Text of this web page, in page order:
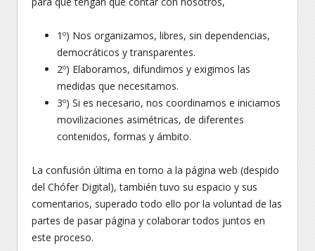
1º) Nos organizamos, libres, sin dependencias,
democráticos y transparentes.
2º) Elaboramos, difundimos y exigimos las
medidas que necesitamos.
3º) Si es necesario, nos coordinamos e iniciamos
movilizaciones asimétricas, de diferentes
contenidos, formas y ámbito.
La confusión última en torno a la página web (despido
del Chófer Digital), también tuvo su espacio y sus
comentarios, superado todo ello por la voluntad de las
partes de pasar página y colaborar todos juntos en
este proceso.